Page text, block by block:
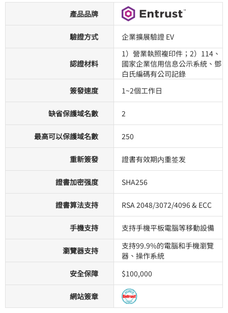
產品品牌
驗證方式 企業擴展驗證 EV
認證材料
1）營業執照複印件；2）114、
國家企業信用信息公示系統、鄧
白氏編碼有公司記錄
簽發速度
1~2個工作日
缺省保護域名數 2
最高可以保護域名數 250
重新簽發 證書有效期内重签发
證書加密强度 SHA256
證書算法支持 RSA 2048/3072/4096 & ECC
手機支持 支持手機平板電腦等移動設備
瀏覽器支持
支持99.9%的電腦和手機瀏覽
器、操作系統
安全保障
$100,000
網站簽章